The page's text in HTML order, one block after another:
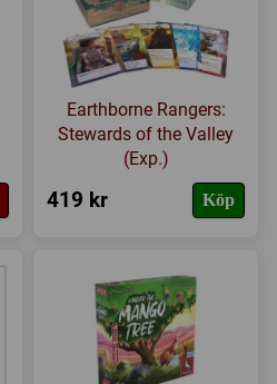
Earthborne Rangers:
Stewards of the Valley
(Exp.)
419 kr Köp